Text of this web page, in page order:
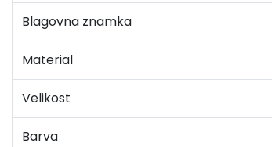
Blagovna znamka
Material
Velikost
Barva